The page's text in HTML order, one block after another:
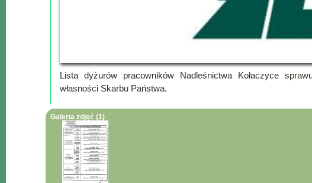
Lista dyżurów pracowników Nadleśnictwa Kołaczyce
własności Skarbu Państwa.
Galeria zdjęć (1)